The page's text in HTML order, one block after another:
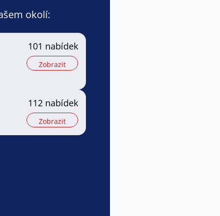
okolí:
101 nabídek
Zobrazit
112 nabídek
Zobrazit